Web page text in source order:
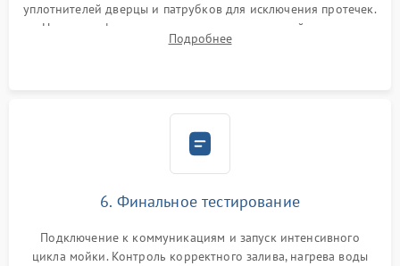
уплотнителей дверцы и патрубков для исключения протечек.
Надежная фиксация хомутов гидравлической системы,
сборка корпуса и установка датчика поплавка.
Подробнее
6. Финальное тестирование
Подключение к коммуникациям и запуск интенсивного
цикла мойки. Контроль корректного залива, нагрева воды